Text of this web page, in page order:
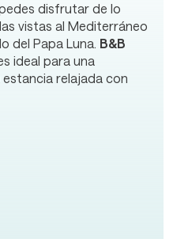
disfrutar de lo
vistas al Mediterráneo
del Papa Luna. B&B
ideal para una
relajada con